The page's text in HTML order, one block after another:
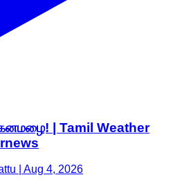
கனமழை! | Tamil Weather
| Aug 4, 2026